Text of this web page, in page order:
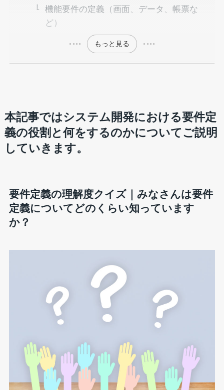
機能要件の定義（画面、データ、帳票な
ど）
もっと見る
本記事ではシステム開発における要件定
義の役割と何をするのかについてご説明
していきます。
要件定義の理解度クイズ｜みなさんは要件
定義についてどのくらい知っています
か？